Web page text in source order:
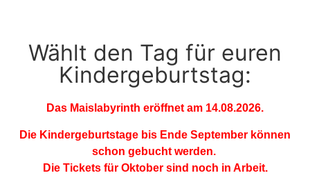
Wählt den Tag für euren
Kindergeburtstag:
Das Maislabyrinth eröffnet am 14.08.2026.
Die Kindergeburtstage bis Ende September können
schon gebucht werden.
Die Tickets für Oktober sind noch in Arbeit.